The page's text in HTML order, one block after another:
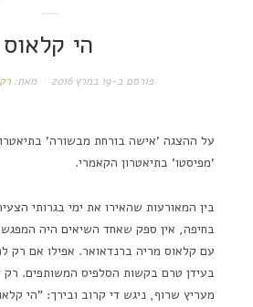
הי קלאוס
פורסם ב-19 במרץ 2016 מאת:
על ההצגה 'אישה בורחת מבשורה'
'מפיסטו' בתיאטרון הקאמרי.
בין המאורעות שהאירו את ימי בגרותי
בחיפה, אין ספק שאחד השיאים היה
עם קלאוס מריה ברנדאואר. אפילו אם רק
בעידן טרם בקשות הסלפיס המשותפים. רק
מעריץ שרוף, ניגש די קרוב ובירך: "הי